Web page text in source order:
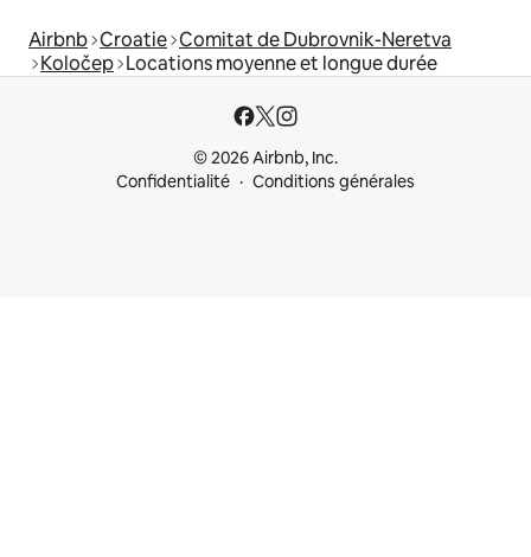
Airbnb Croatie Comitat de Dubrovnik-Neretva
Koločep Locations moyenne et longue durée
© 2026 Airbnb, Inc.
Confidentialité
Conditions générales